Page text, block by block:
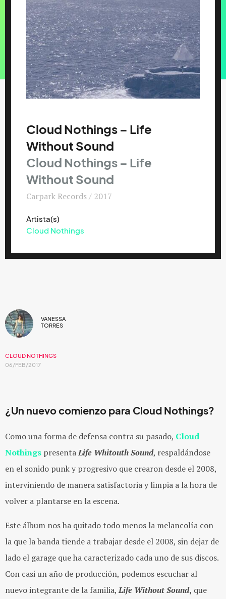
Cloud Nothings – Life
Without Sound
Cloud Nothings – Life
Without Sound
Carpark Records / 2017
Artista(s)
Cloud Nothings
VANESSA
TORRES
CLOUD NOTHINGS
06/FEB/2017
¿Un nuevo comienzo para Cloud Nothings?
Como una forma de defensa contra su pasado, Cloud
Nothings presentaLife Whitouth Sound, respaldándose
en el sonido punk y progresivo que crearon desde el 2008,
interviniendo de manera satisfactoria y limpia a la hora de
volver a plantarse en la escena.
Este álbum nos ha quitado todo menos la melancolía con
la que la banda tiende a trabajar desde el 2008, sin dejar de
lado el garage que ha caracterizado cada uno de sus discos.
Con casi un año de producción, podemos escuchar al
nuevo integrante de la familia,Life Without Sound, que